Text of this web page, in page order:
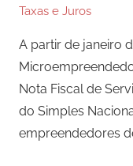
Taxas e Juros
A partir de janeiro
Nota Fiscal de
do Simples
empreendedores